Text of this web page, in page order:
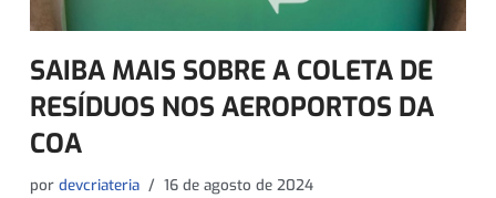
SAIBA MAIS SOBRE A COLETA DE
RESÍDUOS NOS AEROPORTOS DA
COA
por devcriateria 16 de agosto de 2024